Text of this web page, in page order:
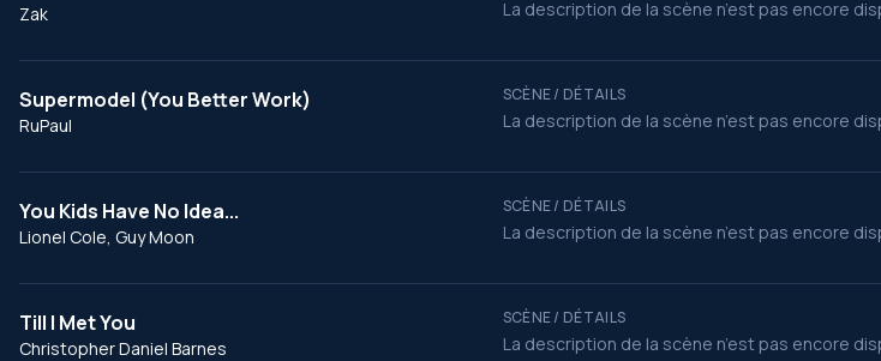
Zak La description de la scène n’est pas encore
Supermodel (You Better Work)
RuPaul
SCÈNE / DÉTAILS
La description de la scène n’est pas encore
You Kids Have No Idea...
Lionel Cole, Guy Moon
SCÈNE / DÉTAILS
La description de la scène n’est pas encore
Till I Met You
Christopher Daniel Barnes
SCÈNE / DÉTAILS
La description de la scène n’est pas encore